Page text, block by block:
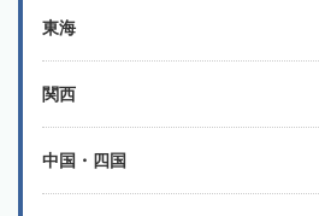
東海
関西
中国・四国